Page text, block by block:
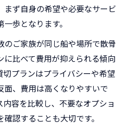
まず自身の希望や必要なサービ
歩となります。
のご家族が同じ船や場所で散骨
に比べて費用が抑えられる傾向
プランはプライバシーや希望
面、費用は高くなりやすいで
容を比較し、不要なオプショ
認することも大切です。